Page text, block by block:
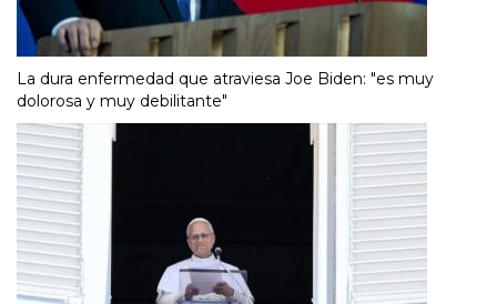
La dura enfermedad que atraviesa Joe Biden: "es muy
dolorosa y muy debilitante"